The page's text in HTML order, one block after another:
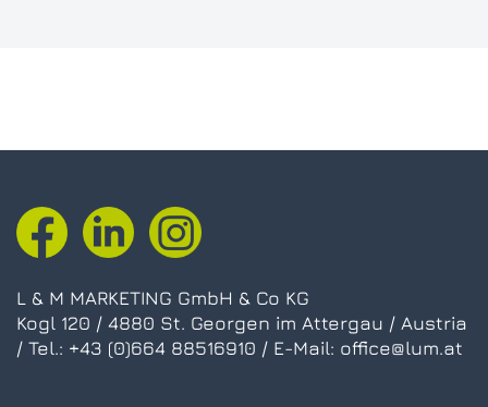
L & M MARKETING GmbH & Co KG
Kogl 120 / 4880 St. Georgen im Attergau / Austria
/ Tel.: +43 (0)664 88516910 / E-Mail: office@lum.at